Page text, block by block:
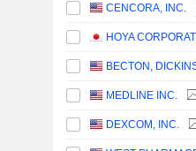
CENCORA, INC.
HOYA
MEDLINE INC.
DEXCOM, INC.